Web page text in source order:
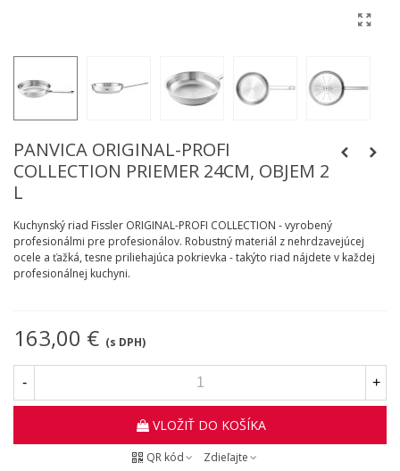
PANVICA ORIGINAL-PROFI
COLLECTION PRIEMER 24CM, OBJEM 2
L
Kuchynský riad Fissler ORIGINAL-PROFI COLLECTION - vyrobený
profesionálmi pre profesionálov. Robustný materiál z nehrdzavejúcej
ocele a ťažká, tesne priliehajúca pokrievka - takýto riad nájdete v každej
profesionálnej kuchyni.
163,00 € (s DPH)
- +
VLOŽIŤ DO KOŠÍKA
QR kód Zdieľajte